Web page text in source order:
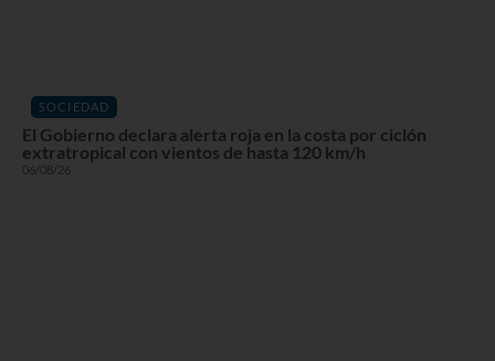
SOCIEDAD
El Gobierno declara alerta roja en la costa por ciclón
extratropical con vientos de hasta 120 km/h
06/08/26